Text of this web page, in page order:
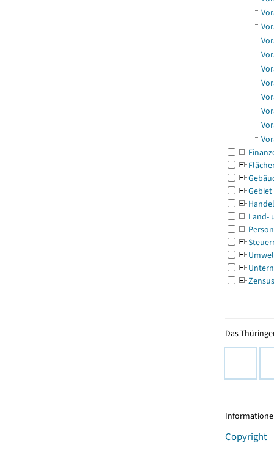
Gebiet
Land-
Zensus
Das
Copyright